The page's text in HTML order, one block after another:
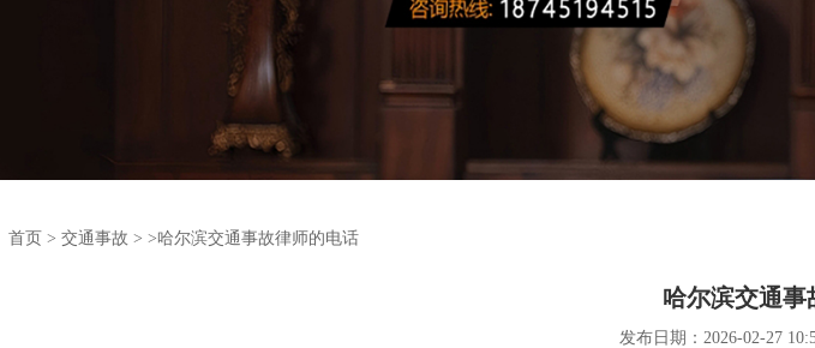
首页 > 交通事故 > >哈尔滨交通事故律师的电话
哈尔滨交通事
发布日期：2026-02-27